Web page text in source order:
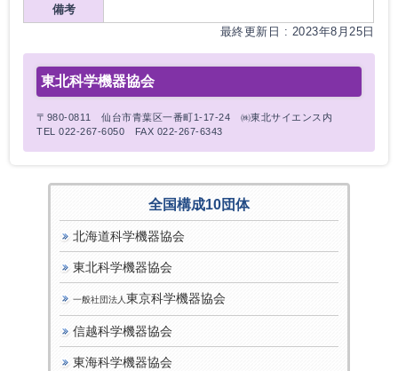
備考
最終更新日 : 2023年8月25日
東北科学機器協会
〒980-0811 仙台市青葉区一番町1-17-24 ㈱東北サイエンス内
TEL 022-267-6050 FAX 022-267-6343
全国構成10団体
北海道科学機器協会
東北科学機器協会
一般社団法人 東京科学機器協会
信越科学機器協会
東海科学機器協会